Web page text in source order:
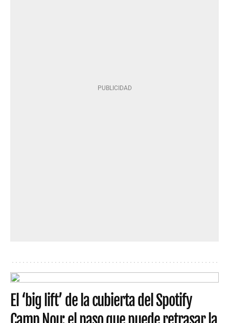
El ‘big lift’ de la cubierta del Spotify